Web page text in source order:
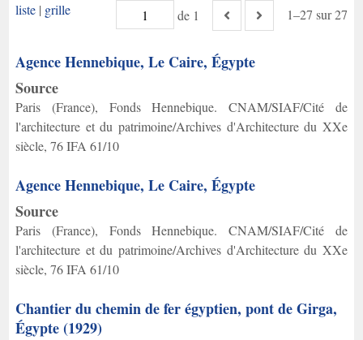
de 1 1–27 sur 27
liste | grille
Agence Hennebique, Le Caire, Égypte
Source
Paris (France), Fonds Hennebique. CNAM/SIAF/Cité de
l'architecture et du patrimoine/Archives d'Architecture du XXe
siècle, 76 IFA 61/10
Agence Hennebique, Le Caire, Égypte
Source
Paris (France), Fonds Hennebique. CNAM/SIAF/Cité de
l'architecture et du patrimoine/Archives d'Architecture du XXe
siècle, 76 IFA 61/10
Chantier du chemin de fer égyptien, pont de Girga,
Égypte (1929)